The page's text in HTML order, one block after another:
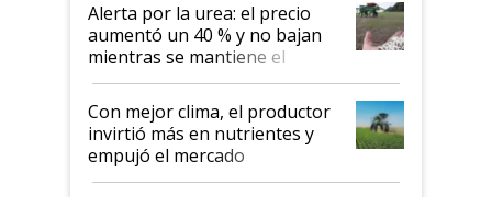
Alerta por la urea: el precio
aumentó un 40 % y no bajan
mientras se mantiene el
conflicto en Medio Oriente
Con mejor clima, el productor
invirtió más en nutrientes y
empujó el mercado